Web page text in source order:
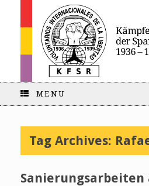
MENU
Tag Archives: